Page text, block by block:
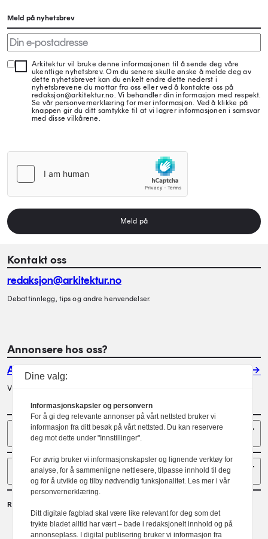
Meld på nyhetsbrev
Arkitektur vil bruke denne informasjonen til å sende deg våre
ukentlige nyhetsbrev. Om du senere skulle ønske å melde deg av
dette nyhetsbrevet kan du enkelt endre dette nederst i
nyhetsbrevene du mottar fra oss eller ved å kontakte oss på
redaksjon@arkitektur.no. Vi behandler din informasjon med respekt.
Se vår personvernerklæring for mer informasjon. Ved å klikke på
knappen gir du ditt samtykke til at vi lagrer informasjonen i samsvar
med disse vilkårene.
Meld på
Kontakt oss
redaksjon@arkitektur.no
Debattinnlegg, tips og andre henvendelser.
Annonsere hos oss?
Annonser
Vil du annonsere i Arkitektur? Les mer her.
Sider
Følg oss
Redaktør
Gaute Brochmann
Dine valg:
Informasjonskapsler og personvern
For å gi deg relevante annonser på vårt nettsted bruker vi
informasjon fra ditt besøk på vårt nettsted. Du kan reservere
deg mot dette under "Innstillinger".
For øvrig bruker vi informasjonskapsler og lignende verktøy for
analyse, for å sammenligne nettlesere, tilpasse innhold til deg
og for å utvikle og tilby nødvendig funksjonalitet. Les mer i vår
personvernerklæring.
Ditt digitale fagblad skal være like relevant for deg som det
trykte bladet alltid har vært – bade i redaksjonelt innhold og på
annonseplass. I digital publisering bruker vi informasjon fra